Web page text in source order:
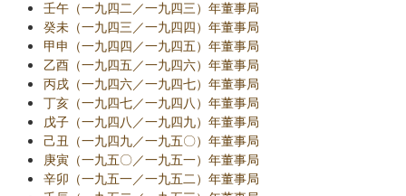
壬午（一九四二／一九四三）年董事局
癸未（一九四三／一九四四）年董事局
甲申（一九四四／一九四五）年董事局
乙酉（一九四五／一九四六）年董事局
丙戌（一九四六／一九四七）年董事局
丁亥（一九四七／一九四八）年董事局
戊子（一九四八／一九四九）年董事局
己丑（一九四九／一九五〇）年董事局
庚寅（一九五〇／一九五一）年董事局
辛卯（一九五一／一九五二）年董事局